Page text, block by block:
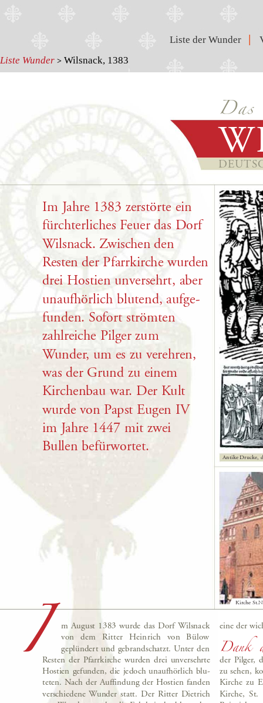
Liste Wunder > Wilsnack, 1383
Liste der Wunder |